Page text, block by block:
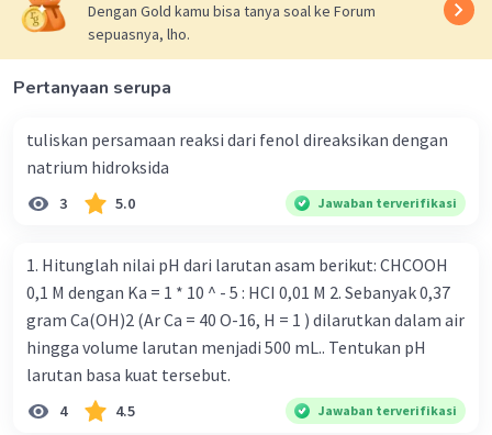
Dengan Gold kamu bisa tanya soal ke Forum
sepuasnya, lho.
Pertanyaan serupa
tuliskan persamaan reaksi dari fenol direaksikan dengan
natrium hidroksida
3 5.0 Jawaban terverifikasi
1. Hitunglah nilai pH dari larutan asam berikut: CHCOOH
0,1 M dengan Ka = 1 * 10 ^ - 5 : HCI 0,01 M 2. Sebanyak 0,37
gram Ca(OH)2 (Ar Ca = 40 O-16, H = 1 ) dilarutkan dalam air
hingga volume larutan menjadi 500 mL.. Tentukan pH
larutan basa kuat tersebut.
4 4.5 Jawaban terverifikasi